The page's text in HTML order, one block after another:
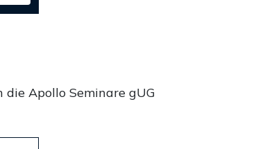
Apollo Seminare gUG